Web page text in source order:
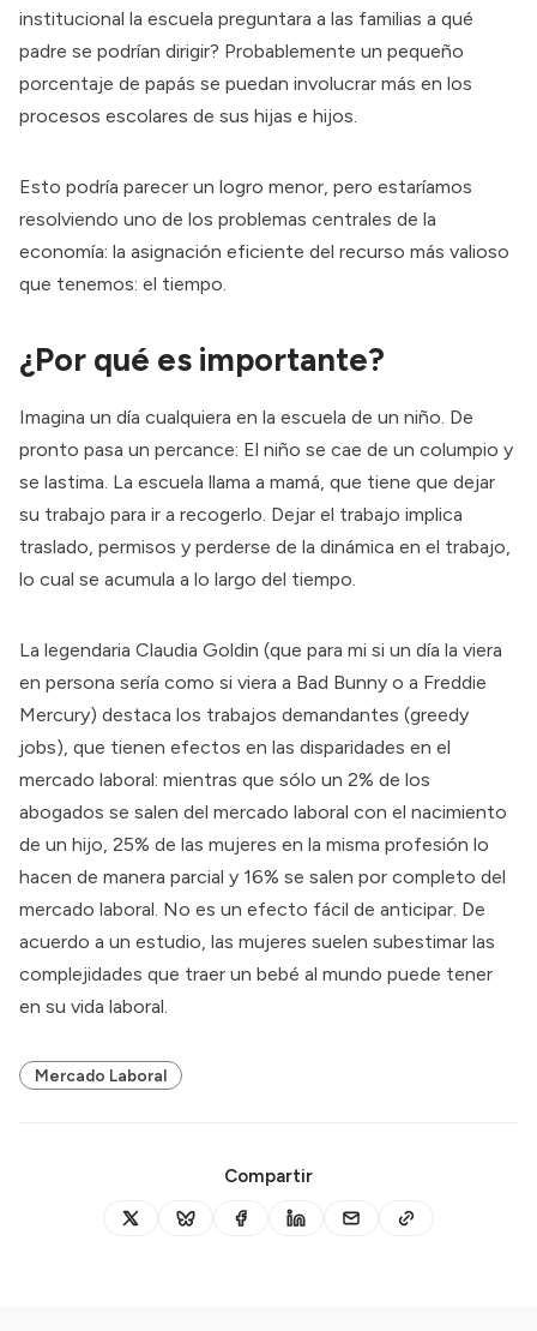
institucional la escuela preguntara a las familias a qué
padre se podrían dirigir? Probablemente un pequeño
porcentaje de papás se puedan involucrar más en los
procesos escolares de sus hijas e hijos.
Esto podría parecer un logro menor, pero estaríamos
resolviendo uno de los problemas centrales de la
economía: la asignación eficiente del recurso más valioso
que tenemos: el tiempo.
¿Por qué es importante?
Imagina un día cualquiera en la escuela de un niño. De
pronto pasa un percance: El niño se cae de un columpio y
se lastima. La escuela llama a mamá, que tiene que dejar
su trabajo para ir a recogerlo. Dejar el trabajo implica
traslado, permisos y perderse de la dinámica en el trabajo,
lo cual se acumula a lo largo del tiempo.
La legendaria Claudia Goldin (que para mi si un día la viera
en persona sería como si viera a Bad Bunny o a Freddie
Mercury) destaca los trabajos demandantes (greedy
jobs), que tienen efectos en las disparidades en el
mercado laboral: mientras que sólo un 2% de los
abogados se salen del mercado laboral con el nacimiento
de un hijo, 25% de las mujeres en la misma profesión lo
hacen de manera parcial y 16% se salen por completo del
mercado laboral. No es un efecto fácil de anticipar. De
acuerdo a un estudio, las mujeres suelen subestimar las
complejidades que traer un bebé al mundo puede tener
en su vida laboral.
Mercado Laboral
Compartir